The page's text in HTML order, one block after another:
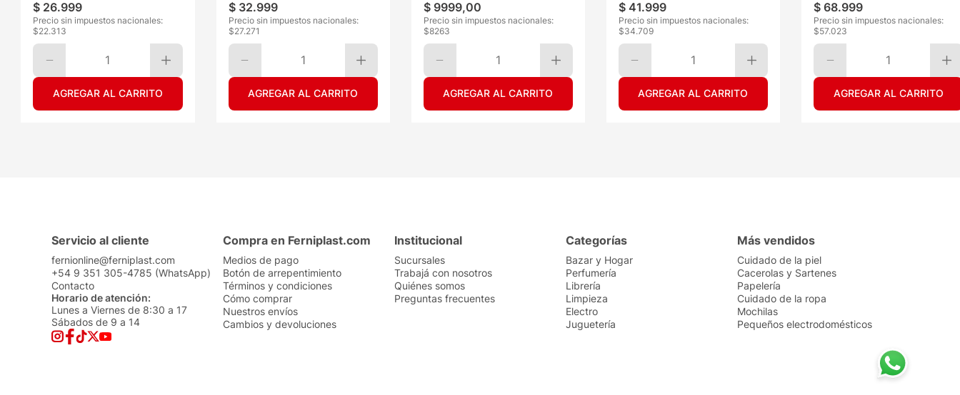
$ 26.999
Precio sin impuestos nacionales:
$22.313
1
AGREGAR AL CARRITO
$ 32.999
Precio sin impuestos nacionales:
$27.271
1
AGREGAR AL CARRITO
$ 9999,00
Precio sin impuestos nacionales:
$8263
1
AGREGAR AL CARRITO
$ 41.999
Precio sin impuestos nacionales:
$34.709
1
AGREGAR AL CARRITO
$ 68.999
Precio sin impuestos nacionales:
$57.023
1
AGREGAR AL CARRITO
Servicio al cliente
fernionline@ferniplast.com
+54 9 351 305-4785 (WhatsApp)
Contacto
Horario de atención:
Lunes a Viernes de 8:30 a 17
Sábados de 9 a 14
Compra en Ferniplast.com
Medios de pago
Botón de arrepentimiento
Términos y condiciones
Cómo comprar
Nuestros envíos
Cambios y devoluciones
Institucional
Sucursales
Trabajá con nosotros
Quiénes somos
Preguntas frecuentes
Categorías
Bazar y Hogar
Perfumería
Librería
Limpieza
Electro
Juguetería
Más vendidos
Cuidado de la piel
Cacerolas y Sartenes
Papelería
Cuidado de la ropa
Mochilas
Pequeños electrodomésticos